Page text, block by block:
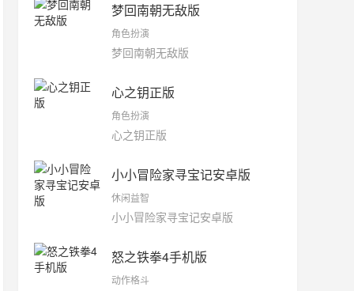
梦回南朝无敌版
角色扮演
梦回南朝无敌版
心之钥正版
角色扮演
心之钥正版
小小冒险家寻宝记安卓版
休闲益智
小小冒险家寻宝记安卓版
怒之铁拳4手机版
动作格斗